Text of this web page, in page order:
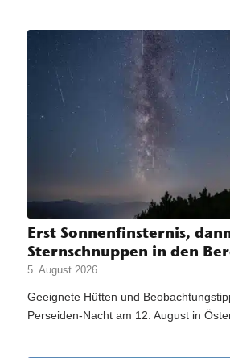
Erst Sonnenfinsternis,
Sternschnuppen in den
5. August 2026
Geeignete Hütten und
Perseiden-Nacht am 12. August in